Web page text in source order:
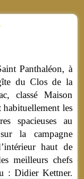
Panthaléon, à
du Clos de la
classé Maison
habituellement les
spacieuses au
la campagne
haut de
meilleurs chefs
: Didier Kettner.